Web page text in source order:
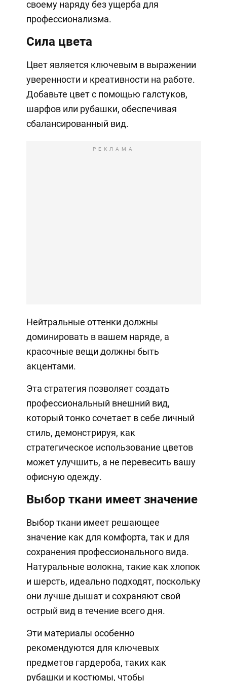
своему наряду без ущерба для
профессионализма.
Сила цвета
Цвет является ключевым в выражении
уверенности и креативности на работе.
Добавьте цвет с помощью галстуков,
шарфов или рубашки, обеспечивая
сбалансированный вид.
РЕКЛАМА
Нейтральные оттенки должны
доминировать в вашем наряде, а
красочные вещи должны быть
акцентами.
Эта стратегия позволяет создать
профессиональный внешний вид,
который тонко сочетает в себе личный
стиль, демонстрируя, как
стратегическое использование цветов
может улучшить, а не перевесить вашу
офисную одежду.
Выбор ткани имеет значение
Выбор ткани имеет решающее
значение как для комфорта, так и для
сохранения профессионального вида.
Натуральные волокна, такие как хлопок
и шерсть, идеально подходят, поскольку
они лучше дышат и сохраняют свой
острый вид в течение всего дня.
Эти материалы особенно
рекомендуются для ключевых
предметов гардероба, таких как
рубашки и костюмы, чтобы